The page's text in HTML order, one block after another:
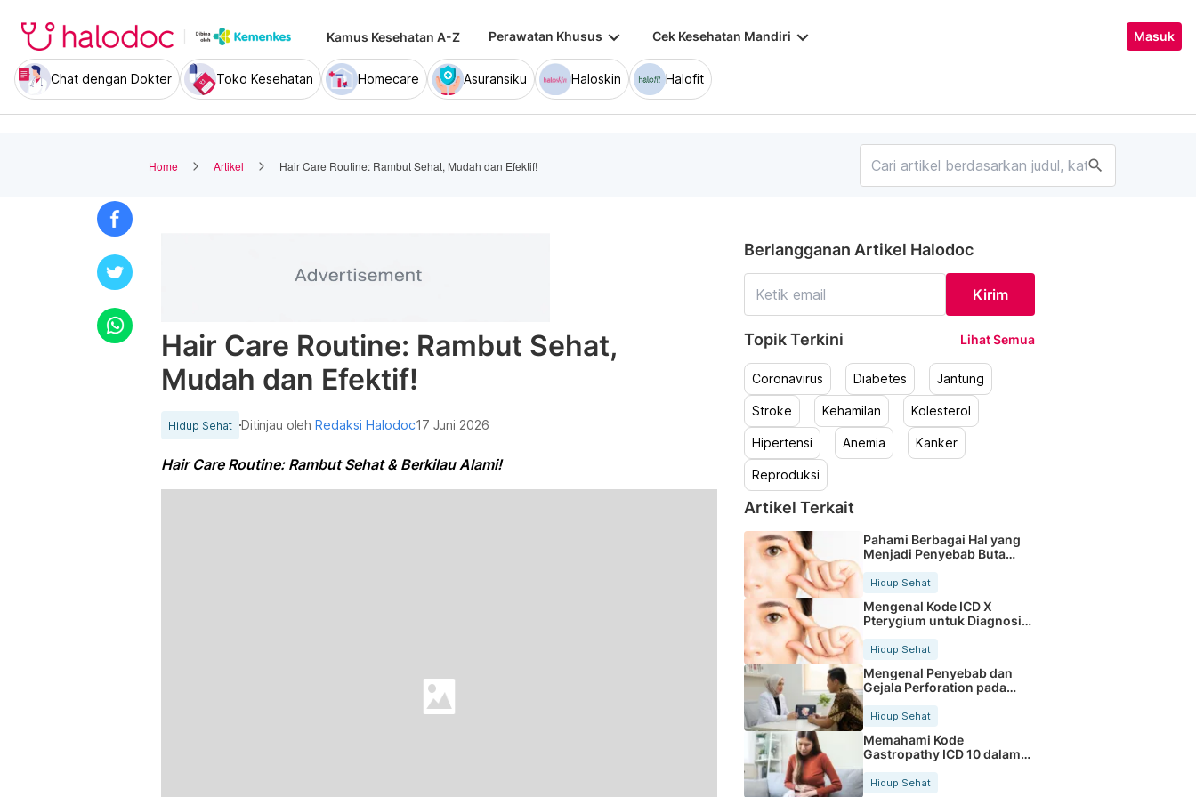
Kamus Kesehatan A-Z Perawatan Khusus keyboard_arrow_down Cek Kesehatan Mandiri keyboard_arrow_down Masuk
Chat dengan Dokter Toko Kesehatan Homecare Asuransiku Haloskin Halofit
Home Artikel Hair Care Routine: Rambut Sehat, Mudah dan Efektif! search
Hair Care Routine: Rambut Sehat,
Mudah dan Efektif!
Hidup Sehat Ditinjau olehRedaksi Halodoc17 Juni 2026
Hair Care Routine: Rambut Sehat & Berkilau Alami!
Berlangganan Artikel Halodoc
Kirim
Topik Terkini Lihat Semua
Coronavirus Diabetes Jantung
Stroke Kehamilan Kolesterol
Hipertensi Anemia Kanker
Reproduksi
Artikel Terkait
Pahami Berbagai Hal yang
Menjadi Penyebab Buta
Hidup Sehat
Mengenal Kode ICD X
Pterygium untuk Diagnosis
Hidup Sehat
Mengenal Penyebab dan
Gejala Perforation pada
Tubuh
Hidup Sehat
Memahami Kode
Gastropathy ICD 10 dalam
Rekam Medis Pasien
Hidup Sehat